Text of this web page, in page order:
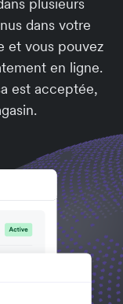
dans votre
et vous pouvez
en ligne.
est acceptée,